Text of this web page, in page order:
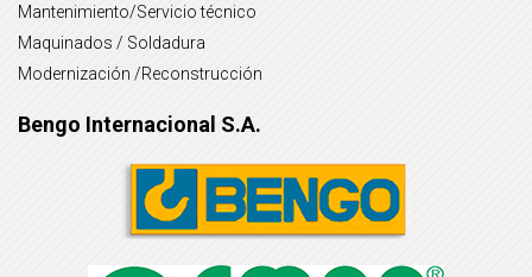
Mantenimiento/Servicio técnico
Maquinados / Soldadura
Modernización /Reconstrucción
Bengo Internacional S.A.